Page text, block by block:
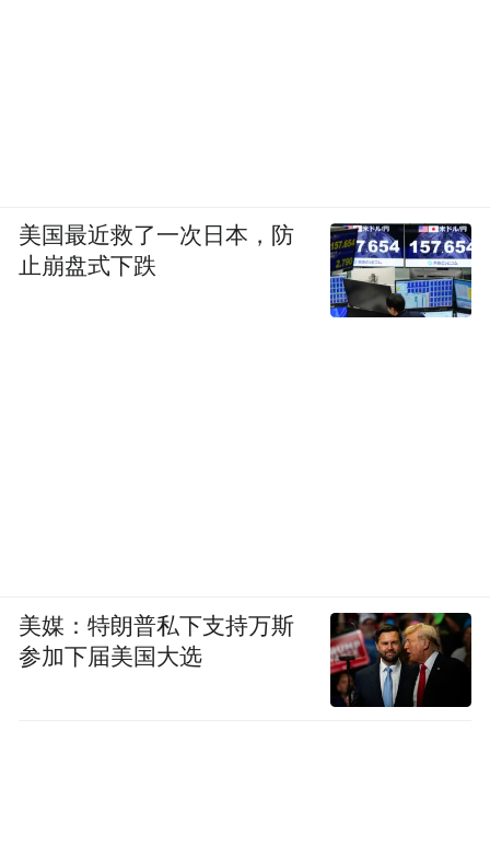
美国最近救了一次日本，防
止崩盘式下跌
美媒：特朗普私下支持万斯
参加下届美国大选